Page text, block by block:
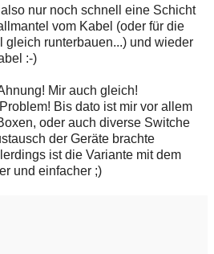
nur noch schnell eine Schicht
vom Kabel (oder für die
gleich runterbauen...) und wieder
:-)
Mir auch gleich!
Bis dato ist mir vor allem
oder auch diverse Switche
der Geräte brachte
ist die Variante mit dem
und einfacher ;)